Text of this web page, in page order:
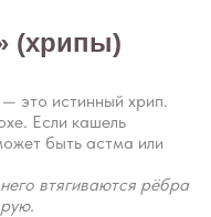
(хрипы)
это истинный хрип.
Если кашель
быть астма или
втягиваются рёбра